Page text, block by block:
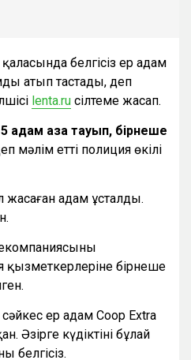
белгісіз ер адам
атып тастады, деп
lenta.ru сілтеме жасап.
адам қаза тауып, бірнеше
мәлім етті полиция өкілі
адам ұсталды.
қызметкерлеріне бірнеше
ер адам Coop Extra
Әзірге күдіктінің бұлай
белгісіз.